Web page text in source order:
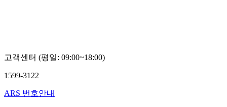
고객센터 (평일: 09:00~18:00)
1599-3122
ARS 번호안내